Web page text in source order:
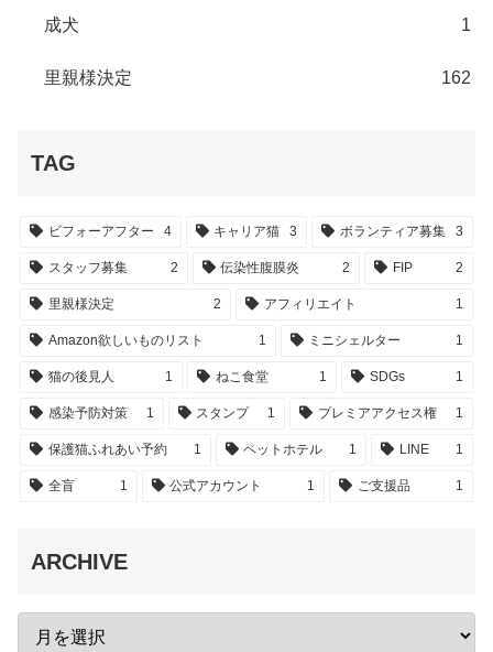
成犬 1
里親様決定 162
TAG
ビフォーアフター 4 キャリア猫 3 ボランティア募集 3
スタッフ募集 2 伝染性腹膜炎 2 FIP 2
里親様決定 2 アフィリエイト 1
Amazon欲しいものリスト 1 ミニシェルター 1
猫の後見人 1 ねこ食堂 1 SDGs 1
感染予防対策 1 スタンプ 1 プレミアアクセス権 1
保護猫ふれあい予約 1 ペットホテル 1 LINE 1
全盲 1 公式アカウント 1 ご支援品 1
ARCHIVE